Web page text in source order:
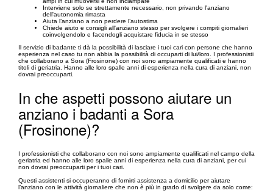
Interviene solo se strettamente necessario, non privando l'anziano
dell'autonomia rimasta
Aiuta l’anziano a non perdere l’autostima
Chiede aiuto e consigli all'anziano stesso per svolgere i compiti giornalieri
coinvolgendolo e facendogli acquistare fiducia in se stesso
Il servizio di badante ti dà la possibilità di lasciare i tuoi cari con persone che hanno
esperienza nel caso tu non abbia la possibilità di occuparti di lui/loro. I professionisti
che collaborano a Sora (Frosinone) con noi sono ampiamente qualificati e hanno
titoli di geriatria. Hanno alle loro spalle anni di esperienza nella cura di anziani, non
dovrai preoccuparti.
In che aspetti possono aiutare un
anziano i badanti a Sora
(Frosinone)?
I professionisti che collaborano con noi sono ampiamente qualificati nel campo della
geriatria ed hanno alle loro spalle anni di esperienza nella cura di anziani, per cui
non dovrai preoccuparti per i tuoi cari.
Questi assistenti si occuperanno di fornirti assistenza a domicilio per aiutare
l’anziano con le attività giornaliere che non è più in grado di svolgere da solo come: